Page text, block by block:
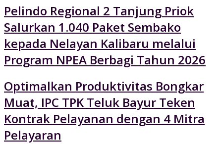
Pelindo Regional 2 Tanjung Priok
Salurkan 1.040 Paket Sembako
kepada Nelayan Kalibaru melalui
Program NPEA Berbagi Tahun 2026
Optimalkan Produktivitas Bongkar
Muat, IPC TPK Teluk Bayur Teken
Kontrak Pelayanan dengan 4 Mitra
Pelayaran